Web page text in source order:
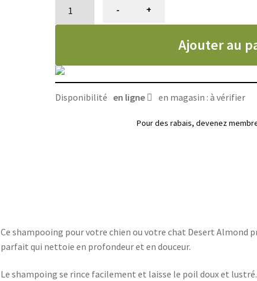
Almond
Double
- +
Ajouter au
Disponibilité en ligne en magasin : à vérifier
Pour des rabais, devenez
Ce shampooing pour votre chien ou votre chat Desert Almond
parfait qui nettoie en profondeur et en douceur.
Le shampoing se rince facilement et laisse le poil doux et